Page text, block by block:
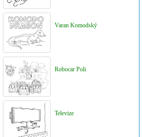
Varan Komodský
Robocar Poli
Televize